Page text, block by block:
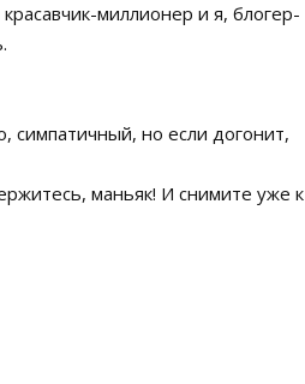
миллионер и я, блогер-
симпатичный, но если догонит,
маньяк! И снимите уже к